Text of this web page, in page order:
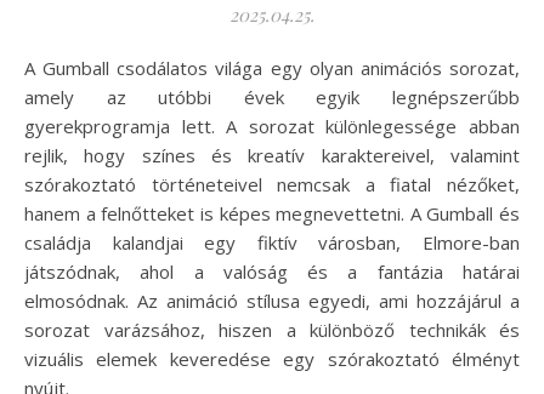
2025.04.25.
A Gumball csodálatos világa egy olyan animációs sorozat,
amely az utóbbi évek egyik legnépszerűbb
gyerekprogramja lett. A sorozat különlegessége abban
rejlik, hogy színes és kreatív karaktereivel, valamint
szórakoztató történeteivel nemcsak a fiatal nézőket,
hanem a felnőtteket is képes megnevettetni. A Gumball és
családja kalandjai egy fiktív városban, Elmore-ban
játszódnak, ahol a valóság és a fantázia határai
elmosódnak. Az animáció stílusa egyedi, ami hozzájárul a
sorozat varázsához, hiszen a különböző technikák és
vizuális elemek keveredése egy szórakoztató élményt
nyújt.